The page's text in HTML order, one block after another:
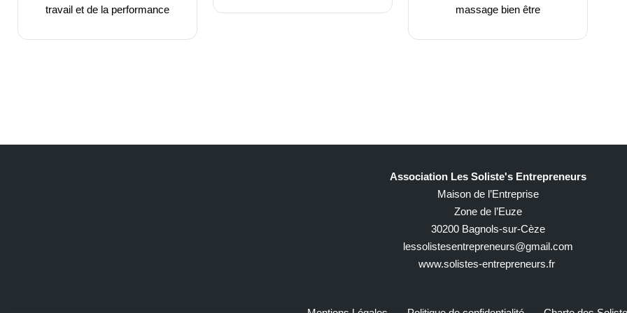
travail et de la performance massage bien être
Association Les Soliste's Entrepreneurs
Maison de l’Entreprise
Zone de l’Euze
30200 Bagnols-sur-Cèze
lessolistesentrepreneurs@gmail.com
www.solistes-entrepreneurs.fr